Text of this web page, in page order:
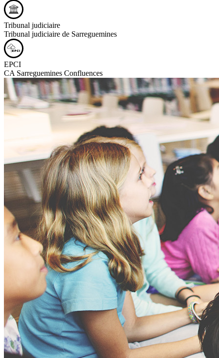
Tribunal judiciaire
Tribunal judiciaire de Sarreguemines
EPCI
CA Sarreguemines Confluences